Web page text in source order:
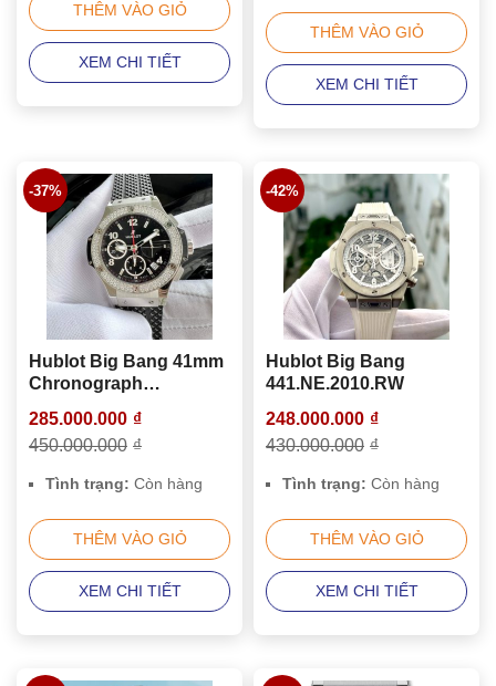
THÊM VÀO GIỎ
XEM CHI TIẾT
THÊM VÀO GIỎ
XEM CHI TIẾT
Hublot Big Bang 41mm
Chronograph
285.000.000 ₫
450.000.000 ₫
Tình trạng: Còn hàng
THÊM VÀO GIỎ
-37%
XEM CHI TIẾT
Hublot Big Bang
441.NE.2010.RW
248.000.000 ₫
430.000.000 ₫
Tình trạng: Còn hàng
THÊM VÀO GIỎ
-42%
XEM CHI TIẾT